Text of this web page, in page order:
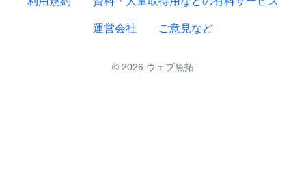
運営会社 ご意見など
© 2026 ウェブ魚拓